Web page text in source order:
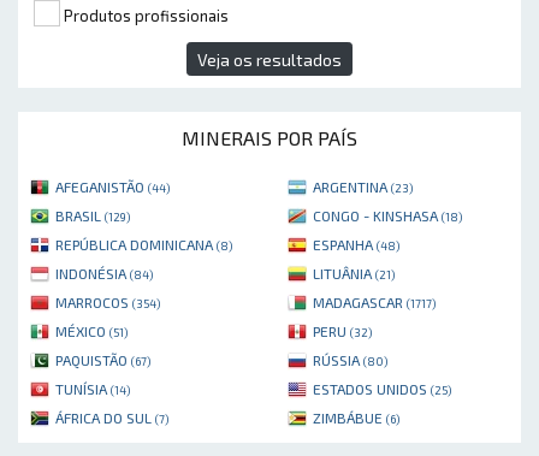
Produtos profissionais
Veja os resultados
MINERAIS POR PAÍS
AFEGANISTÃO (44) ARGENTINA (23)
BRASIL (129) CONGO - KINSHASA (18)
REPÚBLICA DOMINICANA (8) ESPANHA (48)
INDONÉSIA (84) LITUÂNIA (21)
MARROCOS (354) MADAGASCAR (1717)
MÉXICO (51) PERU (32)
PAQUISTÃO (67) RÚSSIA (80)
TUNÍSIA (14) ESTADOS UNIDOS (25)
ÁFRICA DO SUL (7) ZIMBÁBUE (6)